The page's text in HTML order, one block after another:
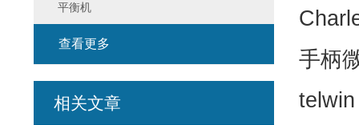
手柄
平衡机
查看更多
相关文章